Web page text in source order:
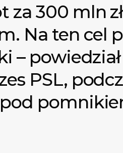
za 300 mln
Na ten cel
– powiedział
PSL,